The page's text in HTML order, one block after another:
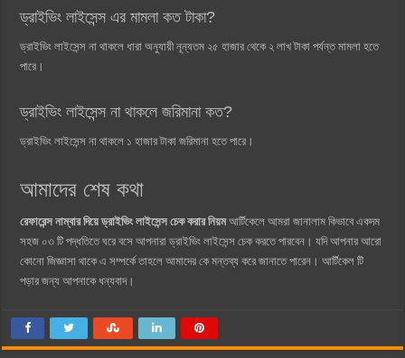
ড্রাইভিং লাইসেন্স এর মামলা কত টাকা?
ড্রাইভিং লাইসেন্স না থাকলে ধারা অনুযায়ী নূন্যতম ২৫ হাজার থেকে ২ লাখ টাকা পর্যন্ত মামলা হতে
পারে।
ড্রাইভিং লাইসেন্স না থাকলে জরিমানা কত?
ড্রাইভিং লাইসেন্স না থাকলে ১ হাজার টাকা জরিমানা হতে পারে।
আমাদের শেষ কথা
রেফারেন্স নাম্বার দিয়ে ড্রাইভিং লাইসেন্স চেক করার নিয়মআর্টিকেলে আমরা জানালাম কিভাবে একদম
সহজ ০৩ টি পদ্ধতিতে ঘরে বসে আপনারা ড্রাইভিং লাইসেন্স চেক করতে পারবেন। যদি আপনার আরো
কোনো জিজ্ঞাসা থাকে এ সম্পর্কে তাহলে আমাদের কে মন্তব্য করে জানাতে পারেন। আর্টিকেল টি
পড়ার জন্য আপনাকে ধন্যবাদ।